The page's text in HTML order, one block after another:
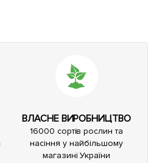
ВЛАСНЕ ВИРОБНИЦТВО
16000 сортів рослин та
насіння у найбільшому
магазині України